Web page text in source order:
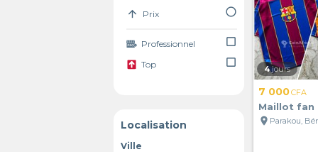
arrow_upward
Prix radio_button_unchecked
Professionnel check_box_outline_blank
Top check_box_outline_blank
Localisation
Ville
4 jours
7 000CFA
Maillot fan
location_on Parakou,